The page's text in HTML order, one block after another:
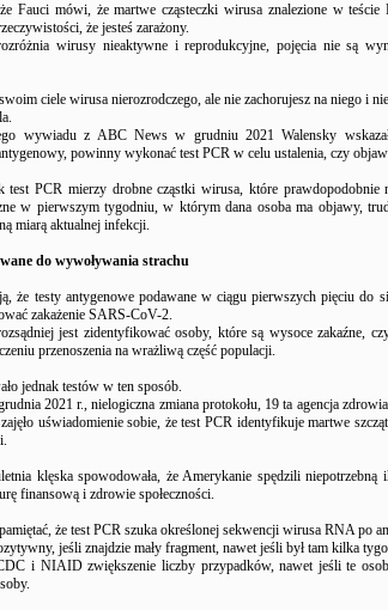
Fauci mówi, że martwe cząsteczki wirusa znalezione w teście
że jesteś zarażony.
wirusy nieaktywne i reprodukcyjne, pojęcia nie są
ciele wirusa nierozrodczego, ale nie zachorujesz na niego i
wywiadu z ABC News w grudniu 2021 Walensky
powinny wykonać test PCR w celu ustalenia, czy
test PCR mierzy drobne cząstki wirusa, które prawdopodobnie
w pierwszym tygodniu, w którym dana osoba ma objawy,
miarą aktualnej infekcji.
do wywoływania strachu
że testy antygenowe podawane w ciągu pierwszych pięciu do
zakażenie SARS-CoV-2.
jest zidentyfikować osoby, które są wysoce zakaźne,
przenoszenia na wrażliwą część populacji.
jednak testów w ten sposób.
2021 r., nielogiczna zmiana protokołu, 19 ta agencja
uświadomienie sobie, że test PCR identyfikuje martwe
klęska spowodowała, że ​​Amerykanie spędzili niepotrzebną
finansową i zdrowie społeczności.
że test PCR szuka określonej sekwencji wirusa RNA po
jeśli znajdzie mały fragment, nawet jeśli był tam kilka
i NIAID zwiększenie liczby przypadków, nawet jeśli te